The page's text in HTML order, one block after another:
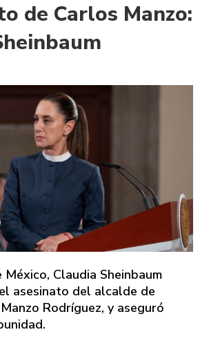
de Carlos Manzo:
Claudia Sheinbaum
asesinato del alcalde de
Rodríguez, y aseguró